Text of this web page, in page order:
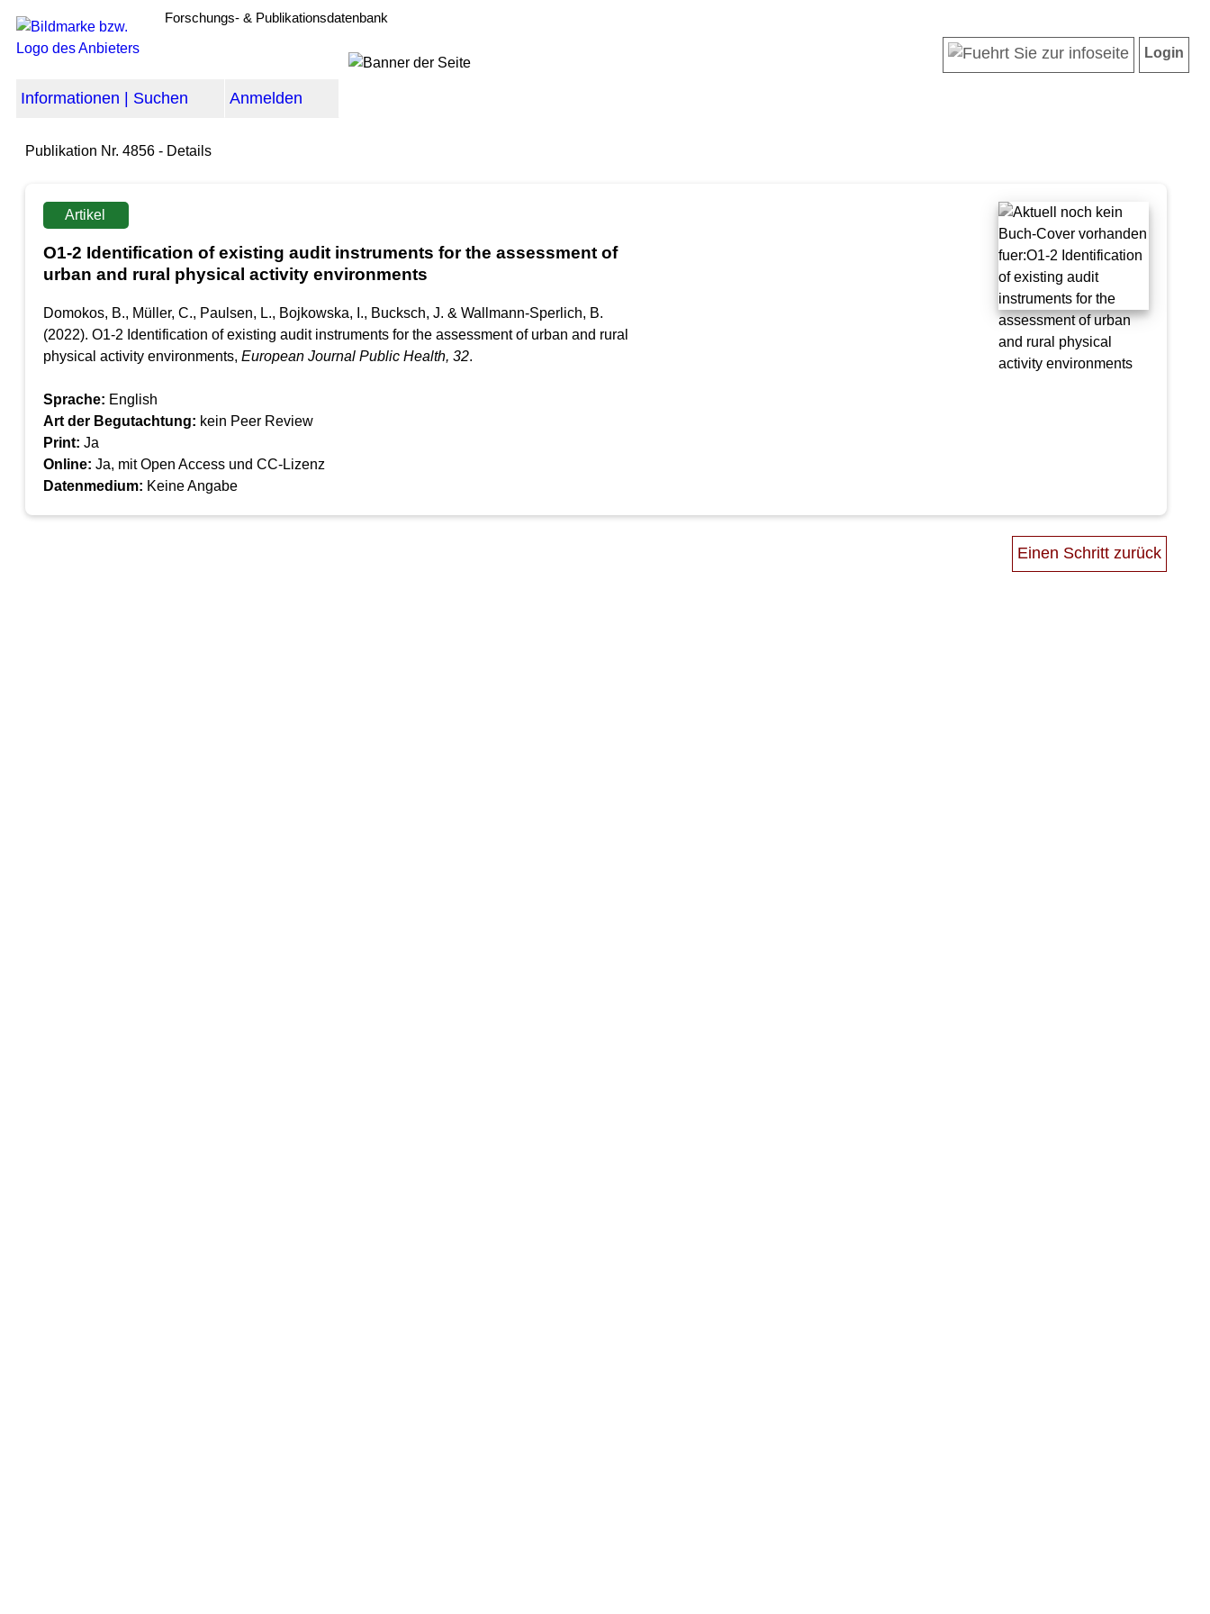
Forschungs- & Publikationsdatenbank
Informationen | Suchen Anmelden
Login
Publikation Nr. 4856 - Details
Artikel
O1-2 Identification of existing audit instruments for the assessment of
urban and rural physical activity environments
Domokos, B., Müller, C., Paulsen, L., Bojkowska, I., Bucksch, J. & Wallmann-Sperlich, B.
(2022). O1-2 Identification of existing audit instruments for the assessment of urban and rural
physical activity environments, European Journal Public Health, 32.
Sprache: English
Art der Begutachtung: kein Peer Review
Print: Ja
Online: Ja, mit Open Access und CC-Lizenz
Datenmedium: Keine Angabe